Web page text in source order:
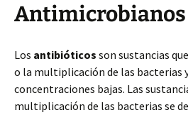
Antimicrobianos
Los antibióticos son sustancias
o la multiplicación de las bacterias
concentraciones bajas. Las
multiplicación de las bacterias se